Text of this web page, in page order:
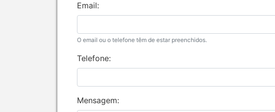
Email:
O email ou o telefone têm de estar preenchidos.
Telefone:
Mensagem: